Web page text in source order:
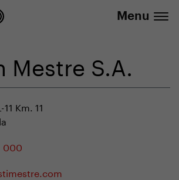
Menu
Mestre S.A.
Km. 11
000